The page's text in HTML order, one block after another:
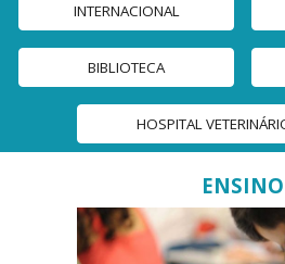
INTERNACIONAL
BIBLIOTECA
HOSPITAL
ENSINO